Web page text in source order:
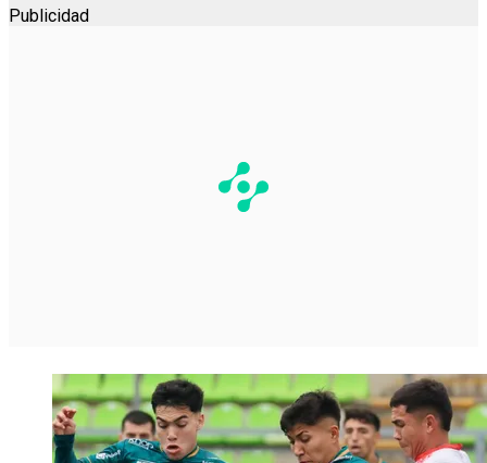
Publicidad